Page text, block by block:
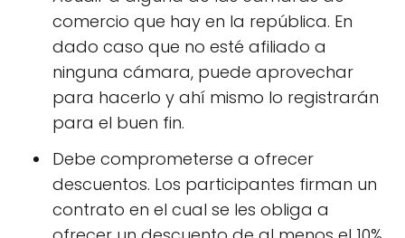
comercio que hay en la república. En
dado caso que no esté afiliado a
ninguna cámara, puede aprovechar
para hacerlo y ahí mismo lo registrarán
para el buen fin.
Debe comprometerse a ofrecer
descuentos. Los participantes firman un
contrato en el cual se les obliga a